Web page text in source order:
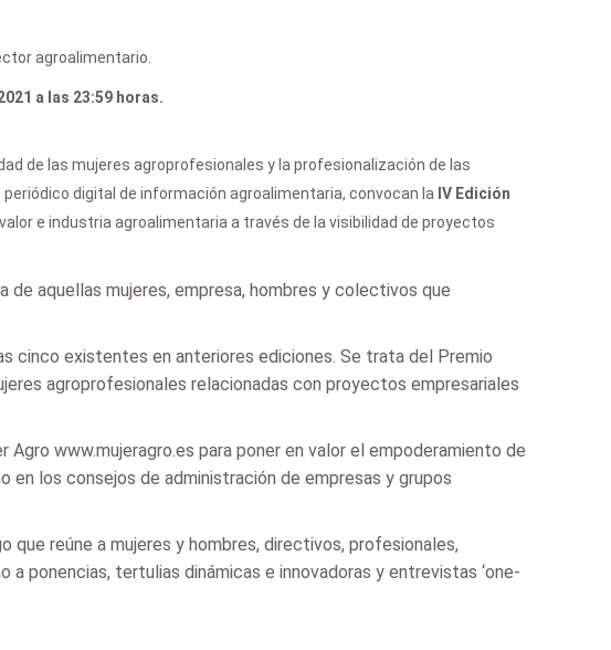
agroalimentario.
a las 23:59 horas.
de las mujeres agroprofesionales y la profesionalización de las
digital de información agroalimentaria, convocan la IV Edición
e industria agroalimentaria a través de la visibilidad de proyectos
aquellas mujeres, empresa, hombres y colectivos que
cinco existentes en anteriores ediciones. Se trata del Premio
agroprofesionales relacionadas con proyectos empresariales
www.mujeragro.es para poner en valor el empoderamiento de
en los consejos de administración de empresas y grupos
que reúne a mujeres y hombres, directivos, profesionales,
ponencias, tertulias dinámicas e innovadoras y entrevistas ‘one-